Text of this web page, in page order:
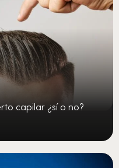
capilar ¿sí o no?